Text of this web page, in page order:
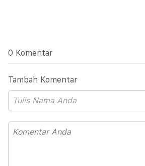
0 Komentar
Tambah Komentar